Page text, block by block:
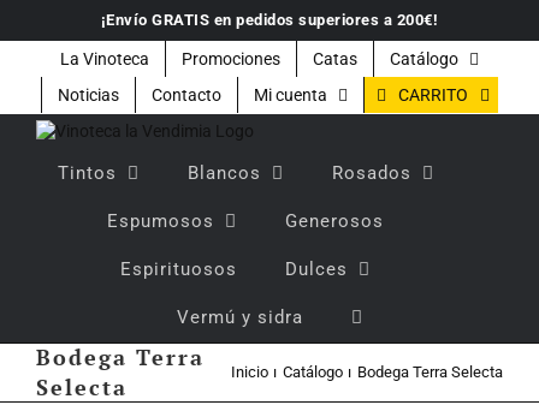
contenido
¡Envío GRATIS en pedidos superiores a 200€!
La Vinoteca Promociones Catas
Catálogo
Noticias
Contacto Mi cuenta CARRITO
Tintos Blancos Rosados
Espumosos Generosos
Espirituosos Dulces
Vermú y sidra
Bodega Terra
Selecta
Inicio Catálogo Bodega Terra Selecta